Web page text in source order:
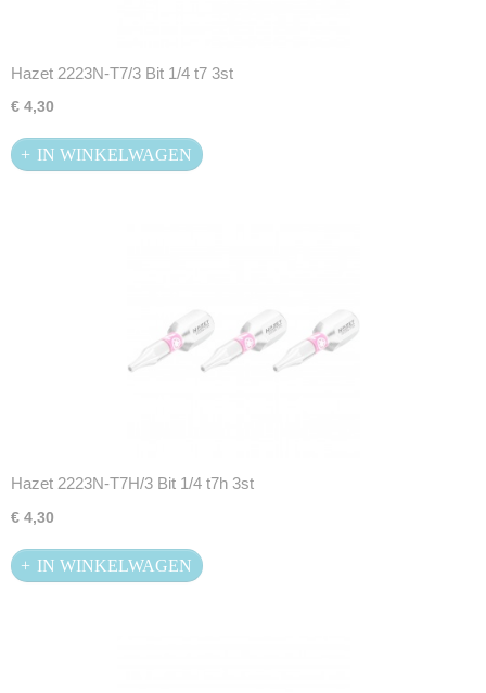
Hazet 2223N-T7/3 Bit 1/4 t7 3st
€ 4,30
IN WINKELWAGEN
Hazet 2223N-T7H/3 Bit 1/4 t7h 3st
€ 4,30
IN WINKELWAGEN